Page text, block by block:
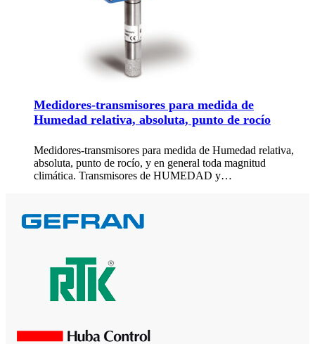
Medidores-transmisores para medida de
Humedad relativa, absoluta, punto de rocío
Medidores-transmisores para medida de Humedad relativa,
absoluta, punto de rocío, y en general toda magnitud
climática. Transmisores de HUMEDAD y…